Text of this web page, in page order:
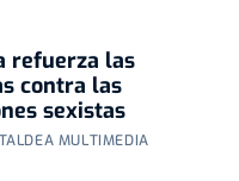
refuerza las
contra las
sexistas
MULTIMEDIA